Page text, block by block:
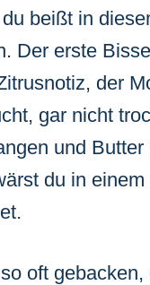
beißt in
Der erste
der
gar nicht
und Butter
du in einem
oft gebacken,